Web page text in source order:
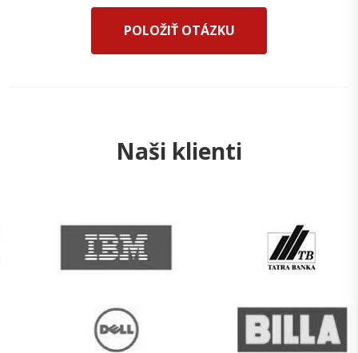
POLOŽIŤ OTÁZKU
Naši klienti